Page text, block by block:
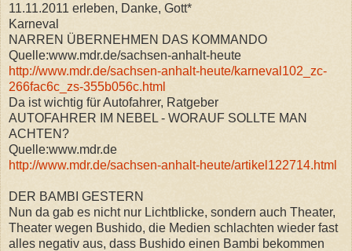
11.11.2011 erleben, Danke, Gott*
Karneval
NARREN ÜBERNEHMEN DAS KOMMANDO
Quelle:www.mdr.de/sachsen-anhalt-heute
http://www.mdr.de/sachsen-anhalt-heute/karneval102_zc-
266fac6c_zs-355b056c.html
Da ist wichtig für Autofahrer, Ratgeber
AUTOFAHRER IM NEBEL - WORAUF SOLLTE MAN
ACHTEN?
Quelle:www.mdr.de
http://www.mdr.de/sachsen-anhalt-heute/artikel122714.html
DER BAMBI GESTERN
Nun da gab es nicht nur Lichtblicke, sondern auch Theater,
Theater wegen Bushido, die Medien schlachten wieder fast
alles negativ aus, dass Bushido einen Bambi bekommen